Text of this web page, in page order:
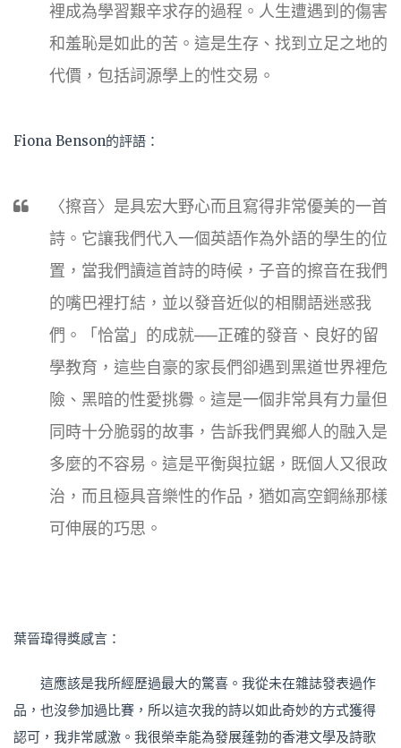
裡成為學習艱辛求存的過程。人生遭遇到的傷害
和羞恥是如此的苦。這是生存、找到立足之地的
代價，包括詞源學上的性交易。
Fiona Benson的評語：
〈擦音〉是具宏大野心而且寫得非常優美的一首
詩。它讓我們代入一個英語作為外語的學生的位
置，當我們讀這首詩的時候，子音的擦音在我們
的嘴巴裡打結，並以發音近似的相關語迷惑我
們。「恰當」的成就──正確的發音、良好的留
學教育，這些自豪的家長們卻遇到黑道世界裡危
險、黑暗的性愛挑釁。這是一個非常具有力量但
同時十分脆弱的故事，告訴我們異鄉人的融入是
多麼的不容易。這是平衡與拉鋸，既個人又很政
治，而且極具音樂性的作品，猶如高空鋼絲那樣
可伸展的巧思。
葉晉瑋得獎感言：
這應該是我所經歷過最大的驚喜。我從未在雜誌發表過作
品，也沒參加過比賽，所以這次我的詩以如此奇妙的方式獲得
認可，我非常感激。我很榮幸能為發展蓬勃的香港文學及詩歌